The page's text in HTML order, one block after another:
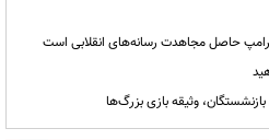
حاصل مجاهدت رسانه‌های انقلابی است
وثیقه بازی بزرگ‌ها